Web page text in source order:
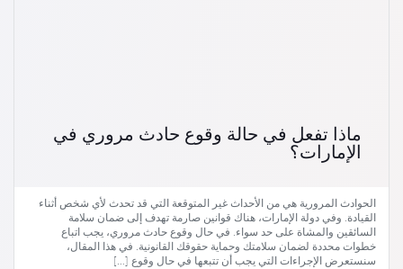
ماذا تفعل في حالة وقوع حادث مروري في
الإمارات؟
الحوادث المرورية هي من الأحداث غير المتوقعة التي قد تحدث لأي شخص أثناء
القيادة. وفي دولة الإمارات، هناك قوانين صارمة تهدف إلى ضمان سلامة
السائقين والمشاة على حد سواء. في حال وقوع حادث مروري، يجب اتباع
خطوات محددة لضمان سلامتك وحماية حقوقك القانونية. في هذا المقال،
سنستعرض الإجراءات التي يجب أن تتبعها في حال وقوع […]